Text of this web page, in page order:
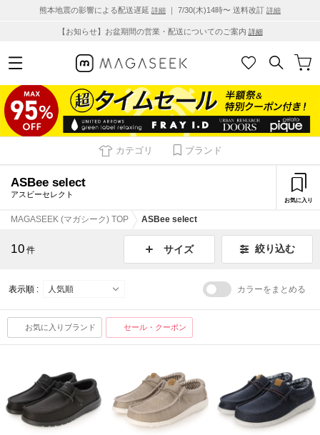
熊本地震の影響による配送遅延 詳細 ｜ 7/30(木)14時〜 送料改訂 詳細
【お知らせ】お盆期間の営業・配送についてのご案内 詳細
カテゴリ ブランド
ASBee select
アスビーセレクト
お気に入り
MAGASEEK (マガシーク) TOP ASBee select
10 件 サイズ 絞り込む
表示順 : カラーをまとめる
お気に入りブランド セール・クーポン